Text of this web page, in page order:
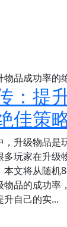
：提
佳策
升级物品是
多玩家在升级
文将从随机
品的成功率
自己的实...